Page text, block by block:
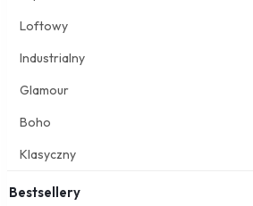
Loftowy
Industrialny
Glamour
Boho
Klasyczny
Bestsellery